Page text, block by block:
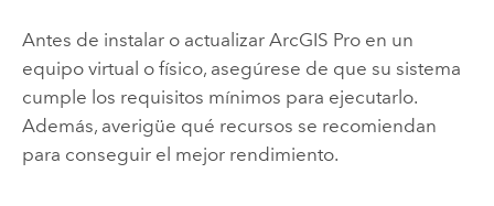
Antes de instalar o actualizar ArcGIS Proen un
equipo virtual o físico, asegúrese de que su sistema
cumple los requisitos mínimos para ejecutarlo.
Además, averigüe qué recursos se recomiendan
para conseguir el mejor rendimiento.